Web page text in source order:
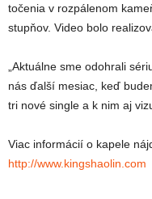
točenia v rozpálenom
stupňov. Video bolo
„Aktuálne sme odohrali
nás ďalší mesiac, keď
tri nové single a k nim aj
Viac informácií o kapele
http://www.kingshaolin.com